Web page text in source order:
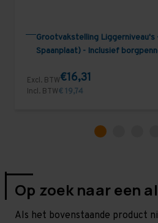
Grootvakstelling Liggerniveau's
Spaanplaat) - Inclusief
Excl. BTW€16,31
Incl. BTW€ 19,74
Op zoek naar een
Als het bovenstaande product